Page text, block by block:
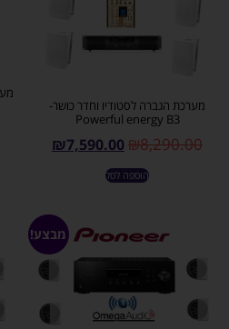
מערכת הגברה לסטודיו וחדר כושר-
Powerful energy B3
₪8,290.00
₪7,590.00
הוספה לסל
מבצע!